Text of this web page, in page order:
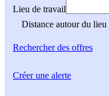
Lieu de travail
Distance autour du lieu
Rechercherdes offres
Créer une alerte